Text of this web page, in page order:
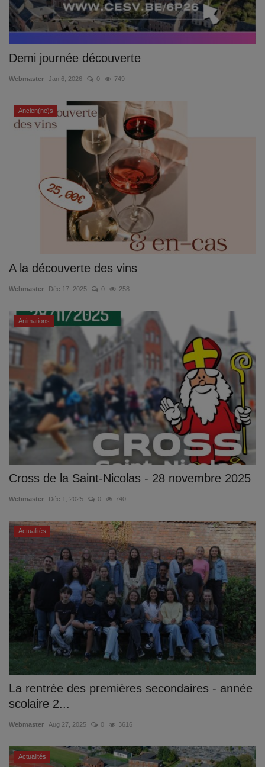
Demi journée découverte
Webmaster Jan 6, 2026 0 749
Ancien(ne)s
A la découverte des vins
Webmaster Déc 17, 2025 0 258
Animations
Cross de la Saint-Nicolas - 28 novembre 2025
Webmaster Déc 1, 2025 0 740
Actualités
La rentrée des premières secondaires - année
scolaire 2...
Webmaster Aug 27, 2025 0 3616
Actualités